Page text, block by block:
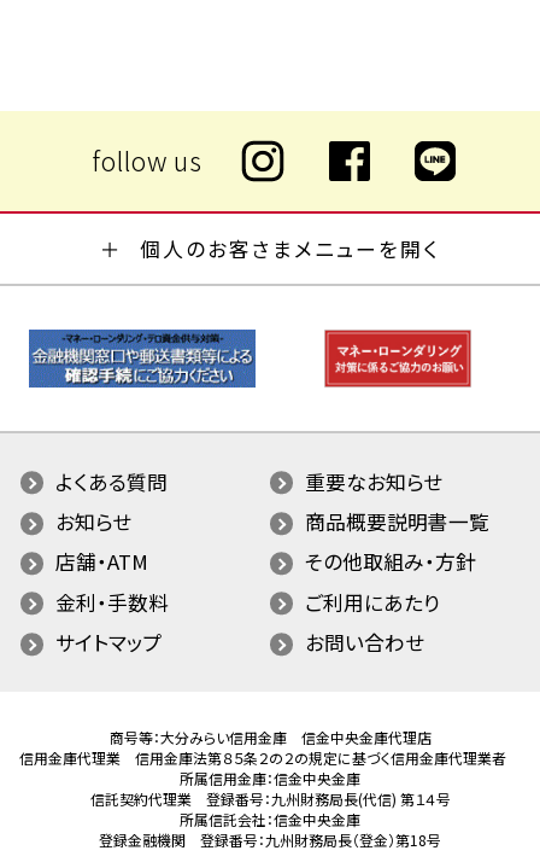
個人のお客さまメニューを開く
よくある質問
重要なお知らせ
お知らせ
商品概要説明書一覧
店舗・ATM
その他取組み・方針
金利・手数料
ご利用にあたり
サイトマップ
お問い合わせ
商号等：大分みらい信用金庫 信金中央金庫代理店
信用金庫代理業 信用金庫法第８５条２の２の規定に基づく信用金庫代理業者
所属信用金庫：信金中央金庫
信託契約代理業 登録番号：九州財務局長(代信) 第１４号
所属信託会社：信金中央金庫
登録金融機関 登録番号：九州財務局長（登金）第18号